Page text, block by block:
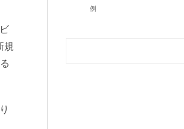
規
例